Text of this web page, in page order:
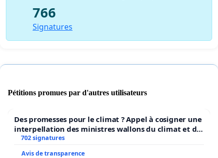
766
Signatures
Pétitions promues par d'autres utilisateurs
Des promesses pour le climat ? Appel à cosigner une
interpellation des ministres wallons du climat et de
l’environnement.
702 signatures
Avis de transparence